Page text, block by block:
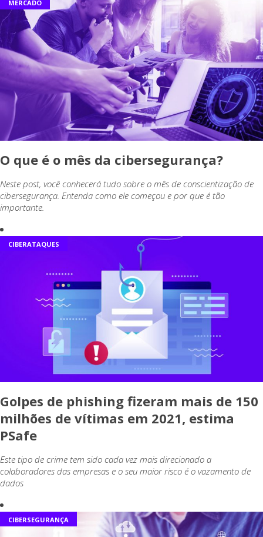
MERCADO
O que é o mês da cibersegurança?
Neste post, você conhecerá tudo sobre o mês de conscientização de
cibersegurança. Entenda como ele começou e por que é tão
importante.
CIBERATAQUES
Golpes de phishing fizeram mais de 150
milhões de vítimas em 2021, estima
PSafe
Este tipo de crime tem sido cada vez mais direcionado a
colaboradores das empresas e o seu maior risco é o vazamento de
dados
CIBERSEGURANÇA